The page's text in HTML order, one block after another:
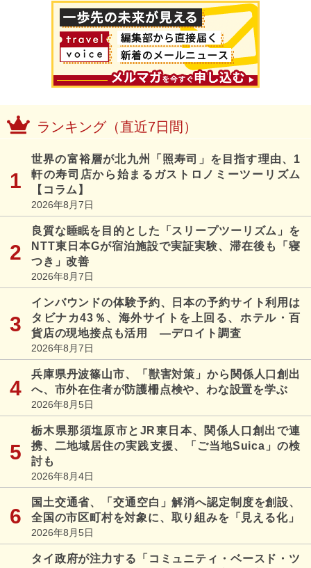
ランキング（直近7日間）
世界の富裕層が北九州「照寿司」を目指す理由、1
軒の寿司店から始まるガストロノミーツーリズム
【コラム】
2026年8月7日
良質な睡眠を目的とした「スリープツーリズム」を
NTT東日本Gが宿泊施設で実証実験、滞在後も「寝
つき」改善
2026年8月7日
インバウンドの体験予約、日本の予約サイト利用は
タビナカ43％、海外サイトを上回る、ホテル・百
貨店の現地接点も活用 ―デロイト調査
2026年8月7日
兵庫県丹波篠山市、「獣害対策」から関係人口創出
へ、市外在住者が防護柵点検や、わな設置を学ぶ
2026年8月5日
栃木県那須塩原市とJR東日本、関係人口創出で連
携、二地域居住の実践支援、「ご当地Suica」の検
討も
2026年8月4日
国土交通省、「交通空白」解消へ認定制度を創設、
全国の市区町村を対象に、取り組みを「見える化」
2026年8月5日
タイ政府が注力する「コミュニティ・ベースド・ツ